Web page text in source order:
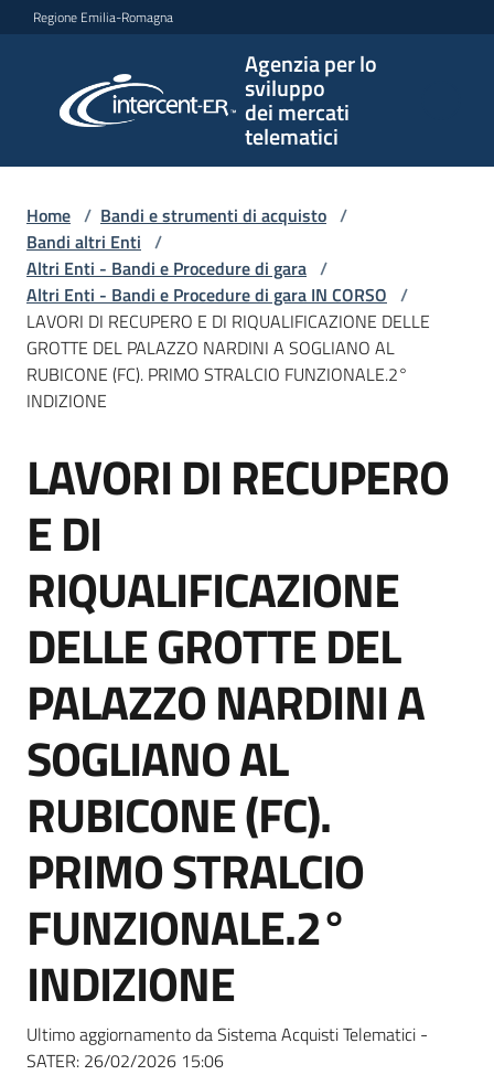
Vai al contenuto
Vai alla navigazione
Vai al footer
Regione Emilia-Romagna
Agenzia per lo
sviluppo
dei mercati
telematici
per lo
sviluppo
telematici
L'Agenzia
Bandi
strumenti
di
Supporto
Piattaforme
telematiche
English
site
Seguici
su
Home / Bandi e strumenti di acquisto /
Bandi altri Enti /
Altri Enti - Bandi e Procedure di gara /
Altri Enti - Bandi e Procedure di gara IN CORSO /
LAVORI DI RECUPERO E DI RIQUALIFICAZIONE DELLE
GROTTE DEL PALAZZO NARDINI A SOGLIANO AL
RUBICONE (FC). PRIMO STRALCIO FUNZIONALE.2°
INDIZIONE
Salta al contenuto
LAVORI DI RECUPERO
E DI
RIQUALIFICAZIONE
DELLE GROTTE DEL
PALAZZO NARDINI A
SOGLIANO AL
RUBICONE (FC).
PRIMO STRALCIO
FUNZIONALE.2°
INDIZIONE
Ultimo aggiornamento da Sistema Acquisti Telematici -
SATER: 26/02/2026 15:06